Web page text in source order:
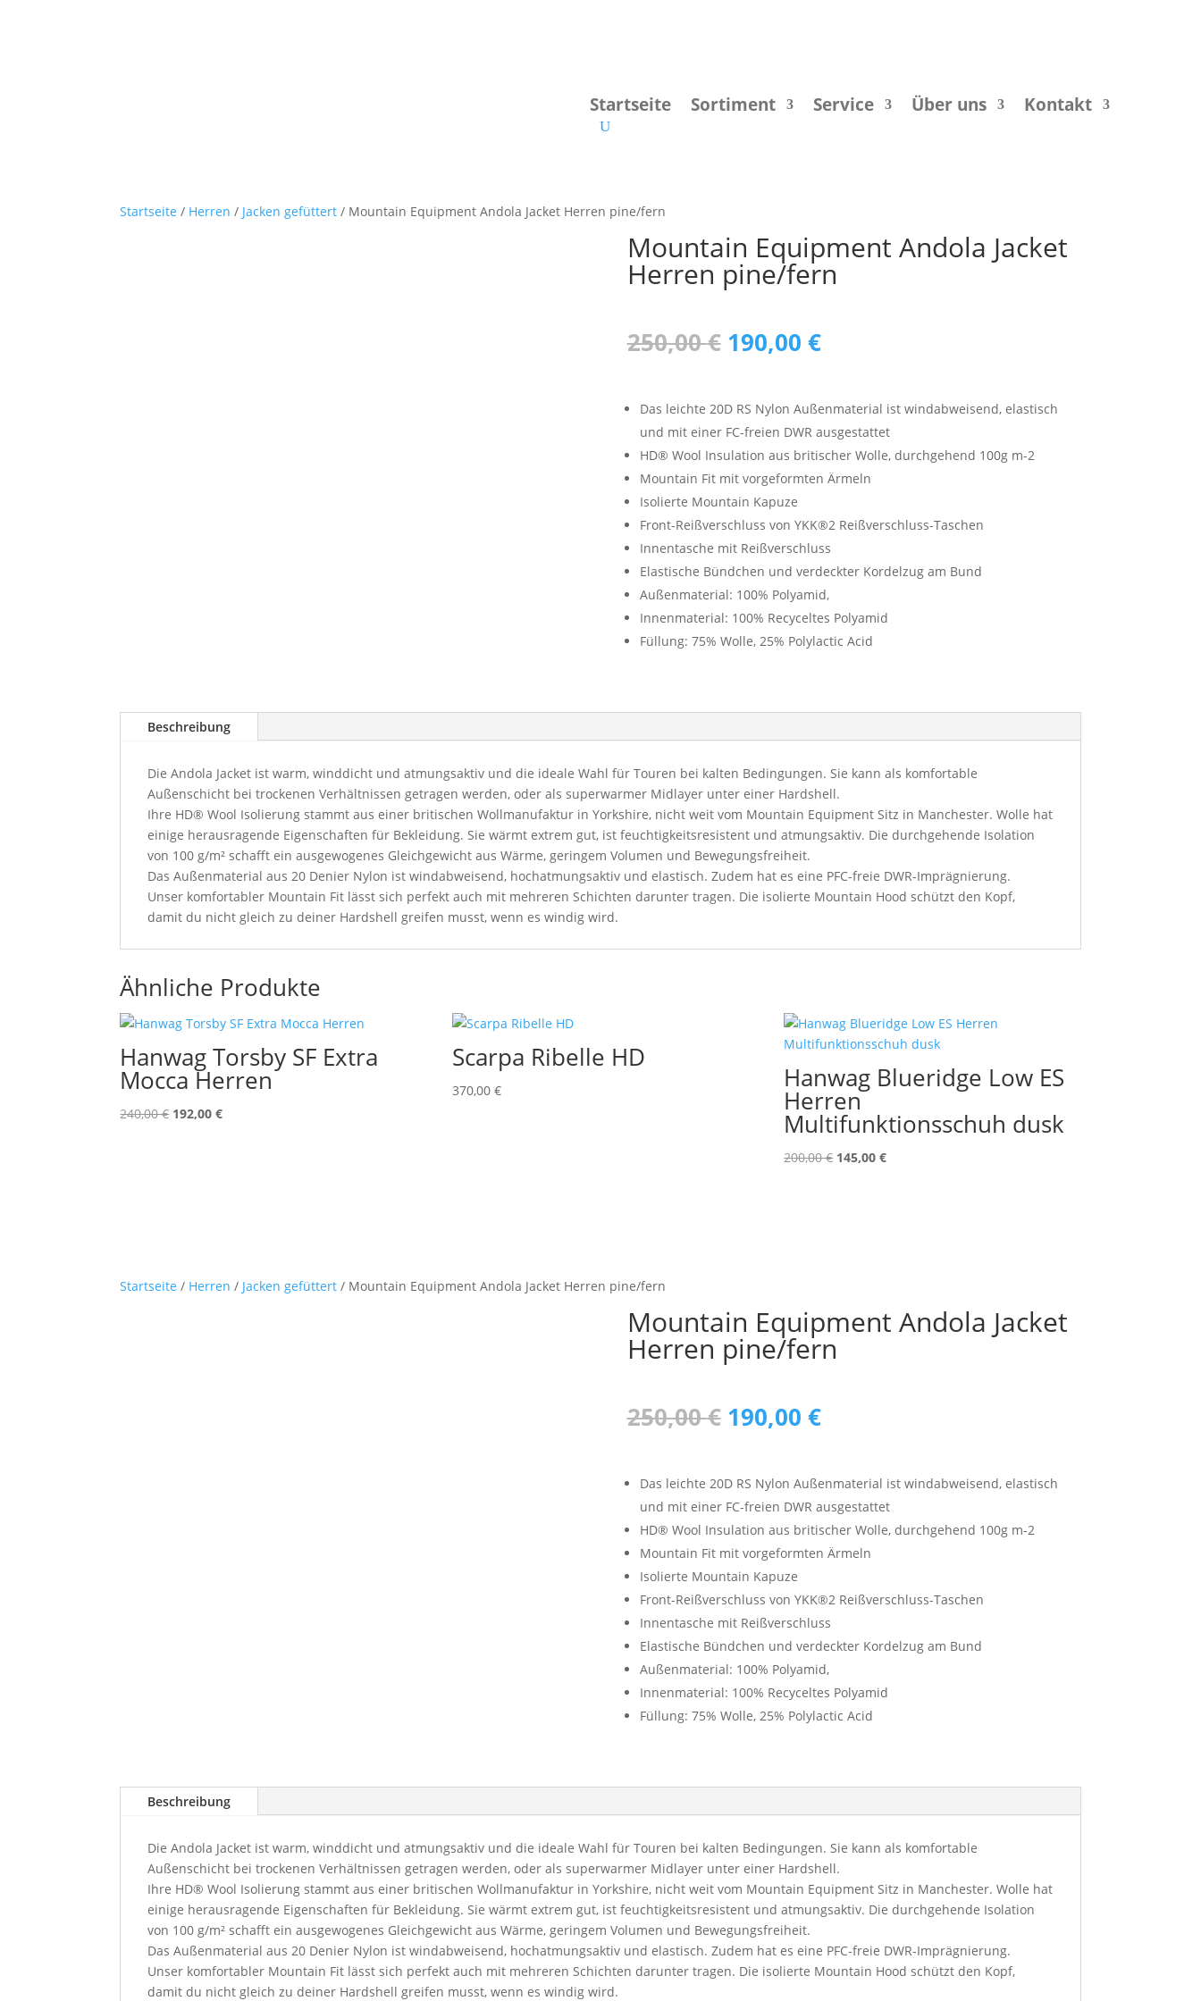
Startseite Sortiment Service Über uns Kontakt
Startseite / Herren / Jacken gefüttert / Mountain Equipment Andola Jacket Herren pine/fern
Mountain Equipment Andola Jacket
Herren pine/fern
250,00€ Ursprünglicher
Preis
250,00 €
190,00 €Aktueller
Preis
190,00 €.
Das leichte 20D RS Nylon Außenmaterial ist windabweisend, elastisch
und mit einer FC-freien DWR ausgestattet
HD® Wool Insulation aus britischer Wolle, durchgehend 100g m-2
Mountain Fit mit vorgeformten Ärmeln
Isolierte Mountain Kapuze
Front-Reißverschluss von YKK®2 Reißverschluss-Taschen
Innentasche mit Reißverschluss
Elastische Bündchen und verdeckter Kordelzug am Bund
Außenmaterial: 100% Polyamid,
Innenmaterial: 100% Recyceltes Polyamid
Füllung: 75% Wolle, 25% Polylactic Acid
Beschreibung
Die Andola Jacket ist warm, winddicht und atmungsaktiv und die ideale Wahl für Touren bei kalten Bedingungen. Sie kann als komfortable
Außenschicht bei trockenen Verhältnissen getragen werden, oder als superwarmer Midlayer unter einer Hardshell.
Ihre HD® Wool Isolierung stammt aus einer britischen Wollmanufaktur in Yorkshire, nicht weit vom Mountain Equipment Sitz in Manchester. Wolle hat
einige herausragende Eigenschaften für Bekleidung. Sie wärmt extrem gut, ist feuchtigkeitsresistent und atmungsaktiv. Die durchgehende Isolation
von 100 g/m² schafft ein ausgewogenes Gleichgewicht aus Wärme, geringem Volumen und Bewegungsfreiheit.
Das Außenmaterial aus 20 Denier Nylon ist windabweisend, hochatmungsaktiv und elastisch. Zudem hat es eine PFC-freie DWR-Imprägnierung.
Unser komfortabler Mountain Fit lässt sich perfekt auch mit mehreren Schichten darunter tragen. Die isolierte Mountain Hood schützt den Kopf,
damit du nicht gleich zu deiner Hardshell greifen musst, wenn es windig wird.
Ähnliche Produkte
Hanwag Torsby SF Extra
Mocca Herren
240,00€ Ursprünglicher
192,00€Aktueller
Scarpa Ribelle HD
370,00 € Hanwag Blueridge Low ES
Herren
Multifunktionsschuh dusk
200,00€ Ursprünglicher
145,00€Aktueller
Startseite / Herren / Jacken gefüttert / Mountain Equipment Andola Jacket Herren pine/fern
Mountain Equipment Andola Jacket
Herren pine/fern
250,00€ Ursprünglicher
Preis
250,00 €
190,00 €Aktueller
Preis
190,00 €.
Das leichte 20D RS Nylon Außenmaterial ist windabweisend, elastisch
und mit einer FC-freien DWR ausgestattet
HD® Wool Insulation aus britischer Wolle, durchgehend 100g m-2
Mountain Fit mit vorgeformten Ärmeln
Isolierte Mountain Kapuze
Front-Reißverschluss von YKK®2 Reißverschluss-Taschen
Innentasche mit Reißverschluss
Elastische Bündchen und verdeckter Kordelzug am Bund
Außenmaterial: 100% Polyamid,
Innenmaterial: 100% Recyceltes Polyamid
Füllung: 75% Wolle, 25% Polylactic Acid
Beschreibung
Die Andola Jacket ist warm, winddicht und atmungsaktiv und die ideale Wahl für Touren bei kalten Bedingungen. Sie kann als komfortable
Außenschicht bei trockenen Verhältnissen getragen werden, oder als superwarmer Midlayer unter einer Hardshell.
Ihre HD® Wool Isolierung stammt aus einer britischen Wollmanufaktur in Yorkshire, nicht weit vom Mountain Equipment Sitz in Manchester. Wolle hat
einige herausragende Eigenschaften für Bekleidung. Sie wärmt extrem gut, ist feuchtigkeitsresistent und atmungsaktiv. Die durchgehende Isolation
von 100 g/m² schafft ein ausgewogenes Gleichgewicht aus Wärme, geringem Volumen und Bewegungsfreiheit.
Das Außenmaterial aus 20 Denier Nylon ist windabweisend, hochatmungsaktiv und elastisch. Zudem hat es eine PFC-freie DWR-Imprägnierung.
Unser komfortabler Mountain Fit lässt sich perfekt auch mit mehreren Schichten darunter tragen. Die isolierte Mountain Hood schützt den Kopf,
damit du nicht gleich zu deiner Hardshell greifen musst, wenn es windig wird.